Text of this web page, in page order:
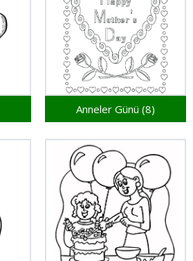
Anneler Günü (8)